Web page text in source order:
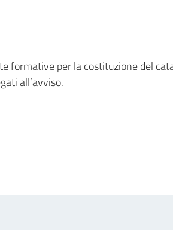
formative per la costituzione del
all’avviso.